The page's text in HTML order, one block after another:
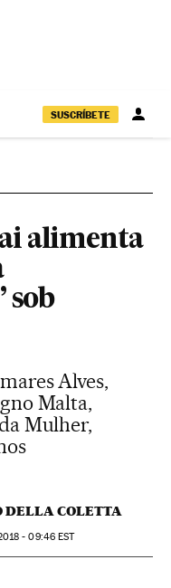
SUSCRÍBETE
alimenta
sob
Alves,
Malta,
Mulher,
DELLA COLETTA
- 09:46EST